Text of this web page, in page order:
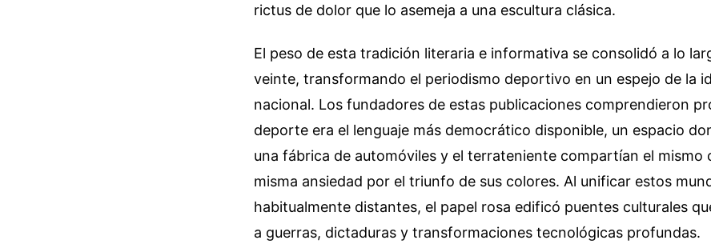
rictus de dolor que lo asemeja a una escultura clásica.
El peso de esta tradición literaria e informativa se consolidó a lo
veinte, transformando el periodismo deportivo en un espejo de la
nacional. Los fundadores de estas publicaciones comprendieron
deporte era el lenguaje más democrático disponible, un espacio
una fábrica de automóviles y el terrateniente compartían el mismo
misma ansiedad por el triunfo de sus colores. Al unificar estos
habitualmente distantes, el papel rosa edificó puentes culturales
a guerras, dictaduras y transformaciones tecnológicas profundas.